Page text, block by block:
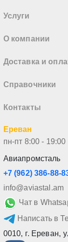
Услуги
О компании
Доставка и
Справочники
Контакты
Ереван
пн-пт 8:00 - 19:00
Авиапромсталь
+7 (962) 386-88-
info@aviastal.am
Чат в
Написать в
0010, г. Ереван,